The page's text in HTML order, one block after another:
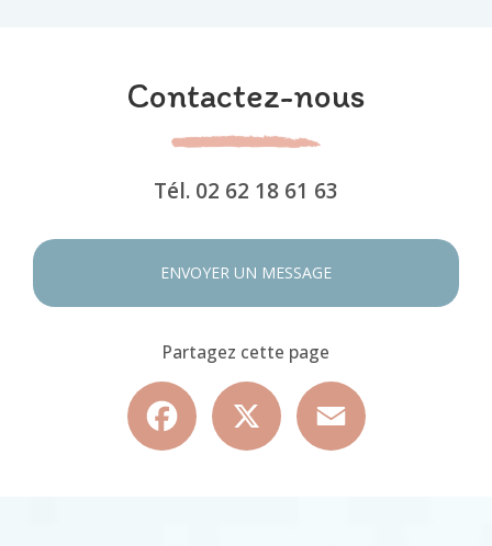
Contactez-nous
Tél. 02 62 18 61 63
ENVOYER UN MESSAGE
Partagez cette page
Facebook